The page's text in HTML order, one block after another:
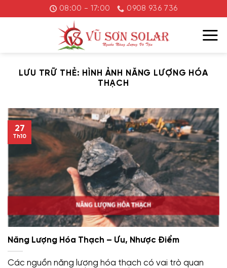
đến
08:00 - 17:00 0908 936 736
LƯU TRỮ THẺ: HÌNH ẢNH NĂNG LƯỢNG HÓA
THẠCH
Năng Lượng Hóa Thạch – Ưu, Nhược Điểm
Các nguồn năng lượng hóa thạch có vai trò quan
27
Th10